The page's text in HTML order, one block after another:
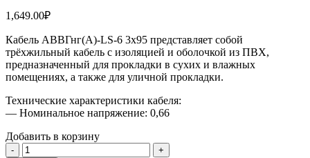
1,649.00₽
Кабель АВВГнг(А)-LS-6 3х95 представляет собой
трёхжильный кабель с изоляцией и оболочкой из ПВХ,
предназначенный для прокладки в сухих и влажных
помещениях, а также для уличной прокладки.
Технические характеристики кабеля:
— Номинальное напряжение: 0,66
Добавить в корзину